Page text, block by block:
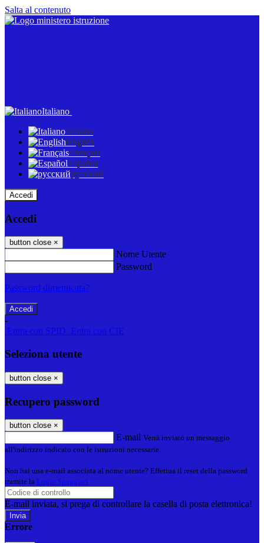
Salta al contenuto
Italiano
Italiano
English
Français
Español
русский
Accedi
Accedi
button close ×
Nome Utente
Password
Password dimenticata?
-
Entra con SPID
Entra con CIE
Seleziona utente
button close ×
Recupero password
button close ×
E-mail Verrà inviato un messaggio
all'indirizzo indicato con le istruzioni necessarie.
Non hai una e-mail associata al nome utente? Effettua il reset della password
tramite la Login Spaggiari
E-mail inviata, si prega di controllare la casella di posta elettronica!
Errore